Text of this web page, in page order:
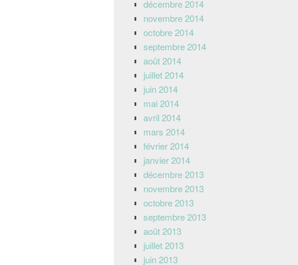
décembre 2014
novembre 2014
octobre 2014
septembre 2014
août 2014
juillet 2014
juin 2014
mai 2014
avril 2014
mars 2014
février 2014
janvier 2014
décembre 2013
novembre 2013
octobre 2013
septembre 2013
août 2013
juillet 2013
juin 2013